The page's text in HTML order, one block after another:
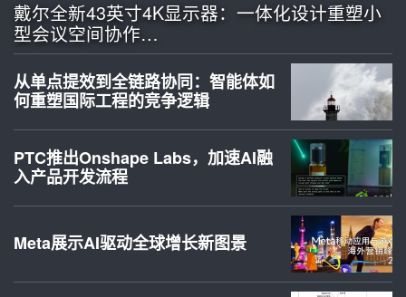
戴尔全新43英寸4K显示器：一体化设计重塑小
型会议空间协作…
从单点提效到全链路协同：智能体如
何重塑国际工程的竞争逻辑
PTC推出Onshape Labs，加速AI融
入产品开发流程
Meta展示AI驱动全球增长新图景